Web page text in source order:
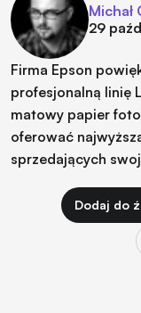
Michał
29
Firma Epson
profesjonalną linię
matowy papier
oferować
sprzedających
Dodaj do